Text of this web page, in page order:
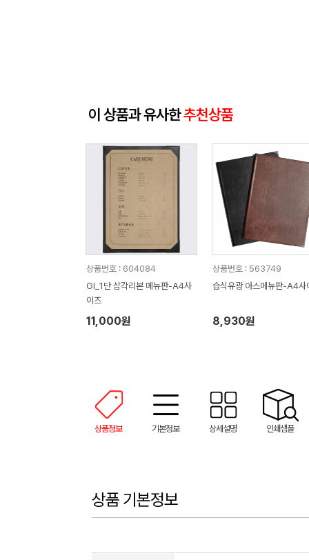
이 상품과 유사한추천상품
상품번호 : 604084
GI_1단 삼각리본 메뉴판-A4사
이즈
11,000원
상품번호 : 563749
습식유광 아스메뉴판-A4사
8,930원
상품정보 기본정보 상세설명 인쇄샘플
상품 기본정보